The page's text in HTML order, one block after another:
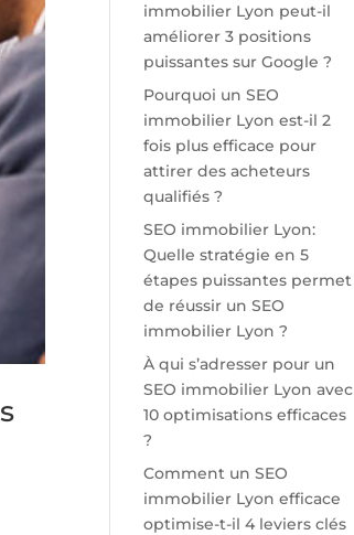
immobilier Lyon peut-il
améliorer 3 positions
puissantes sur Google ?
Pourquoi un SEO
immobilier Lyon est-il 2
fois plus efficace pour
attirer des acheteurs
qualifiés ?
SEO immobilier Lyon:
Quelle stratégie en 5
étapes puissantes permet
de réussir un SEO
immobilier Lyon ?
À qui s’adresser pour un
SEO immobilier Lyon avec
10 optimisations efficaces
?
Comment un SEO
immobilier Lyon efficace
optimise-t-il 4 leviers clés